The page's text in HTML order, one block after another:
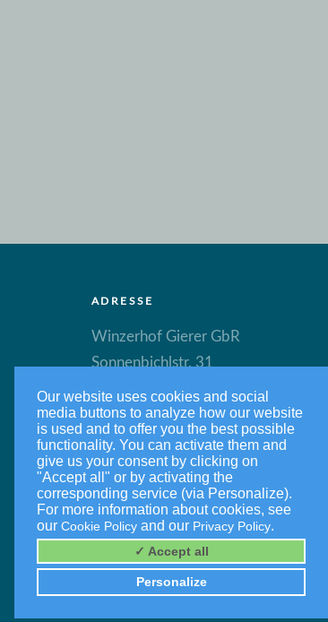
ADRESSE
Winzerhof Gierer GbR
Sonnenbichlstr. 31
88149 Nonnenhorn
Our website uses cookies and social
media buttons to analyze how our website
is used and to offer you the best possible
functionality. You can activate them and
give us your consent by clicking on
"Accept all" or by activating the
corresponding service (via Personalize).
For more information about cookies, see
our Cookie Policy and our Privacy Policy.
✓ Accept all
Personalize